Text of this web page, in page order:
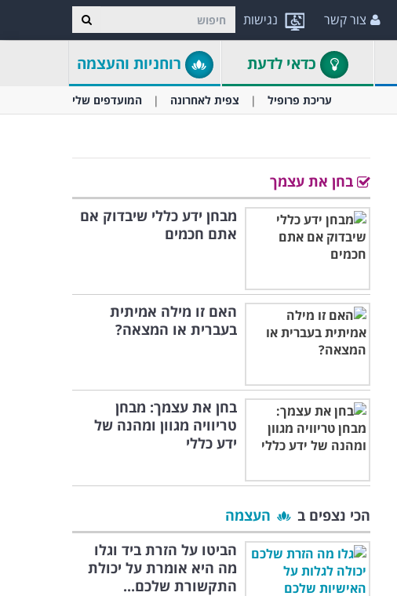
נגישות צור קשר
כדאי לדעת רוחניות והעצמה
עריכת פרופיל צפית לאחרונה המועדפים שלי
בחן את עצמך
מבחן ידע כללי שיבדוק אם
אתם חכמים
האם זו מילה אמיתית
בעברית או המצאה?
בחן את עצמך: מבחן
טריוויה מגוון ומהנה של
ידע כללי
הכי נצפים ב
העצמה
הביטו על הזרת ביד וגלו
מה היא אומרת על יכולת
התקשורת שלכם...